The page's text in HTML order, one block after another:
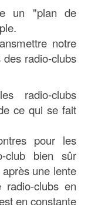
un "plan de
notre
radio-clubs
radio-clubs
ce qui se fait
pour les
club bien sûr
une lente
clubs en
en constante